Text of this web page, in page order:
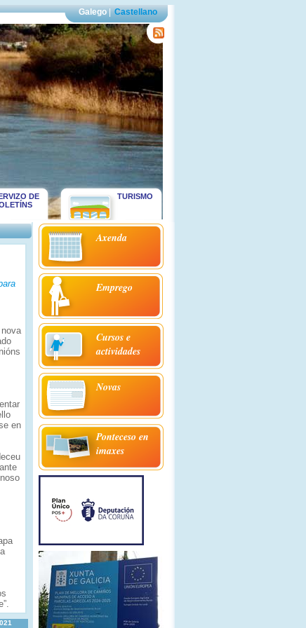
Galego| Castellano
DE
TURISMO
en
Axenda
Emprego
Cursos e
actividades
Novas
Ponteceso en
imaxes